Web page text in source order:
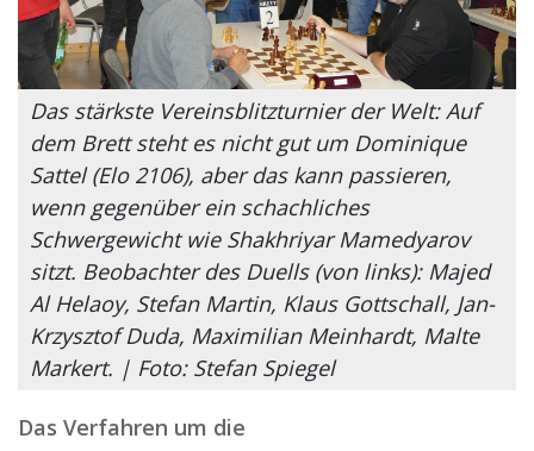
Das stärkste Vereinsblitzturnier der Welt: Auf
dem Brett steht es nicht gut um Dominique
Sattel (Elo 2106), aber das kann passieren,
wenn gegenüber ein schachliches
Schwergewicht wie Shakhriyar Mamedyarov
sitzt. Beobachter des Duells (von links): Majed
Al Helaoy, Stefan Martin, Klaus Gottschall, Jan-
Krzysztof Duda, Maximilian Meinhardt, Malte
Markert. | Foto: Stefan Spiegel
Das Verfahren um die